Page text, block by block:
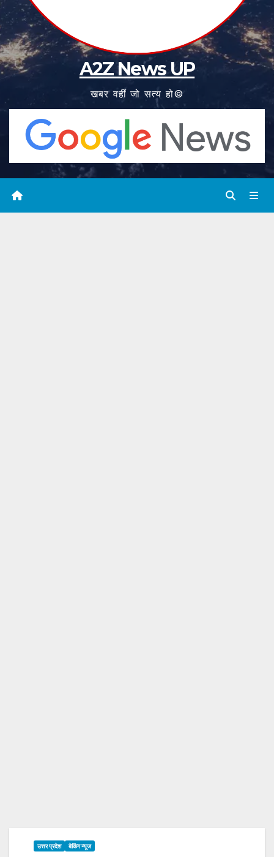
A2Z News UP
खबर वहीं जो सत्य हो©
उत्तर प्रदेश बेकिंग न्यूज